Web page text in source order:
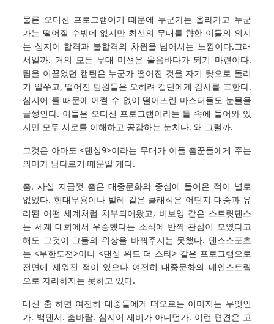
물론 오디션 프로그램이기 때문에 누군가는 올라가고 누군
가는 떨어질 수밖에 없지만 최선의 무대를 향한 이들의 의지
는 심지어 합격과 불합격의 차원을 넘어서는 느낌이다.그래
서일까. 거의 모든 무대 미션은 울음바다가 되기 마련이다.
팀을 이끌었던 캡틴은 누군가 떨어진 것을 자기 탓으로 돌리
기 일쑤고, 떨어진 팀원들은 오히려 캡틴에게 감사를 표한다.
심지어 룰 때문에 어쩔 수 없이 떨어뜨린 마스터들도 눈물을
글썽인다. 이들은 오디션 프로그램이라는 틀 속에 들어와 있
지만 모두 서로를 이해하고 공감하는 눈치다. 왜 그럴까.
그것은 아마도 <댄싱9>이라는 무대가 이들 춤꾼들에게 주는
의미가 남다르기 때문일 게다.
춤. 사실 지금껏 춤은 대중문화의 중심에 들어온 적이 별로
없었다. 현대무용이나 발레 같은 클래식은 어딘지 대중과 유
리된 어떤 세계처럼 치부되어왔고, 비보잉 같은 스트릿댄스
는 세계 대회에서 우승했다는 소식에 반짝 관심이 모였다고
해도 그것이 그들의 위상을 바꿔주지는 못했다. 댄스스포츠
는 <무한도전>이나 <댄싱 위드 더 스타> 같은 프로그램으로
전면에 세워진 적이 있으나 여전히 대중문화의 메인스트림
으로 자리하지는 못하고 있다.
대신 춤 하면 여전히 대중들에게 떠오르는 이미지는 무엇인
가. 백댄서. 춤바람. 심지어 제비가 아니던가. 이런 편견은 고